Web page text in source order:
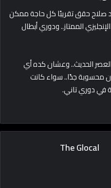
صلاح حقق تقريبًا كل حاجة ممكن
الممتاز.. ودوري أبطال
الحديث.. وعشان كده أي
محسوبة جدًا.. سواء كانت
في دوري تاني.
The Glocal